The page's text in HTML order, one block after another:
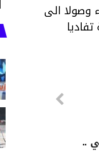
وصولا الى
..